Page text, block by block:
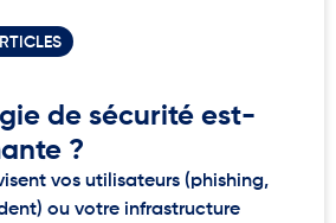
de sécurité est-
?
vos utilisateurs (phishing,
ou votre infrastructure